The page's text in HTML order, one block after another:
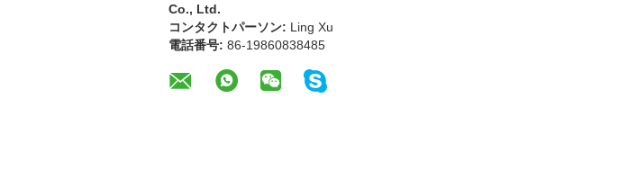
Co., Ltd.
コンタクトパーソン: Ling Xu
電話番号: 86-19860838485